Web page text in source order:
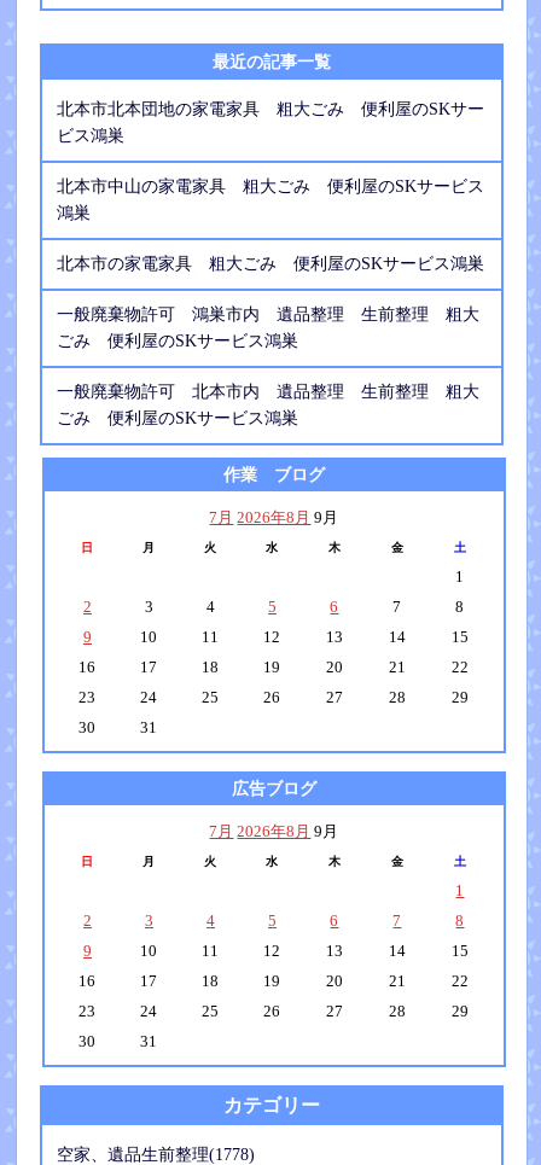
最近の記事一覧
北本市北本団地の家電家具 粗大ごみ 便利屋のSKサー
ビス鴻巣
北本市中山の家電家具 粗大ごみ 便利屋のSKサービス
鴻巣
北本市の家電家具 粗大ごみ 便利屋のSKサービス鴻巣
一般廃棄物許可 鴻巣市内 遺品整理 生前整理 粗大
ごみ 便利屋のSKサービス鴻巣
一般廃棄物許可 北本市内 遺品整理 生前整理 粗大
ごみ 便利屋のSKサービス鴻巣
作業 ブログ
7月 2026年8月 9月
日 月 火 水 木 金 土
1
2
3 4 5 6 7
8
9
10 11 12 13 14
15
16
17 18 19 20 21
22
23
24 25 26 27 28
29
30
31
広告ブログ
7月 2026年8月 9月
日 月 火 水 木 金 土
1
2
3 4 5 6 7
8
9
10 11 12 13 14
15
16
17 18 19 20 21
22
23
24 25 26 27 28
29
30
31
カテゴリー
空家、遺品生前整理(1778)